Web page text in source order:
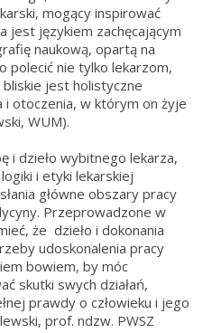
mogący inspirować
jest językiem zachęcającym
naukową, opartą na
polecić nie tylko lekarzom,
jest holistyczne
i otoczenia, w którym on żyje
WUM).
i dzieło wybitnego lekarza,
i etyki lekarskiej
główne obszary pracy
Przeprowadzone w
że dzieło i dokonania
udoskonalenia pracy
bowiem, by móc
skutki swych działań,
prawdy o człowieku i jego
prof. ndzw. PWSZ